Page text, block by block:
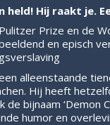
held! Hij raakt je.
Prize en de
en episch
alleenstaande
Hij heeft
bijnaam ‘Demon
humor en